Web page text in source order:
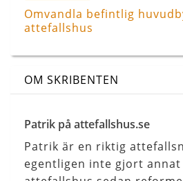
Omvandla befintlig
attefallshus
OM SKRIBENTEN
Patrik på attefallshus.se
Patrik är en riktig
egentligen inte gjort